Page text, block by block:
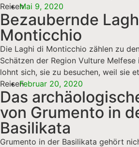
Reisen
Bezaubernde
Monticchio
Die Laghi di Monticchio zählen zu
Schätzen der Region Vulture Melfese
lohnt sich, sie zu besuchen, weil sie
Mai 9, 2020
Reisen
Das
von Grumento in
Basilikata
Grumento in der Basilikata gehört
Februar 20, 2020